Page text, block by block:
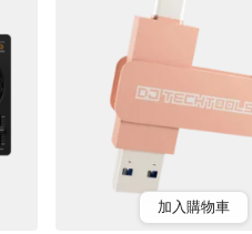
加入購物車